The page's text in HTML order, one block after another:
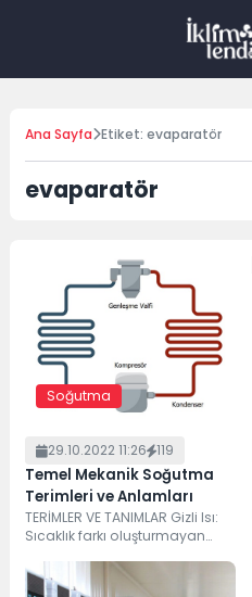
Ana Sayfa Etiket: evaparatör
evaparatör
Soğutma
29.10.2022 11:26 119
Temel Mekanik Soğutma
Terimleri ve Anlamları
TERİMLER VE TANIMLAR Gizli Isı:
Sıcaklık farkı oluşturmayan
ısı. Hissedilir Isı:...